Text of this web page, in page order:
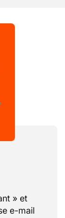
» et
e-mail